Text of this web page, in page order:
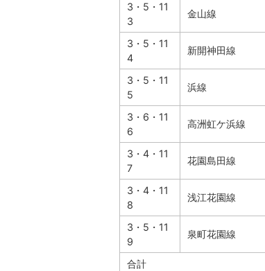
3・5・11
3
金山線
3・5・11
4
新開神田線
3・5・11
5
浜線
3・6・11
6
高洲虹ケ浜線
3・4・11
7
花園島田線
3・4・11
8
浅江花園線
3・5・11
9
泉町花園線
合計